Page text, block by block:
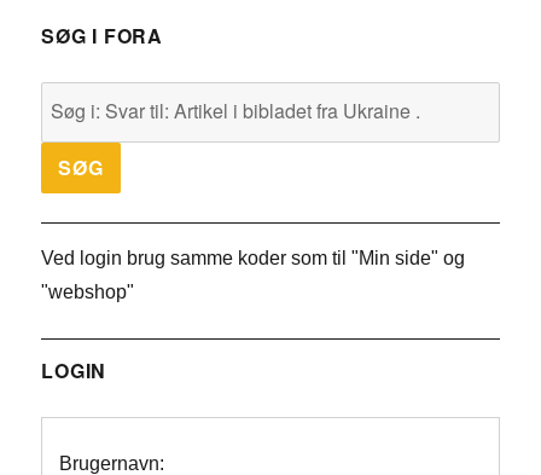
SØG I FORA
Ved login brug samme koder som til "Min side" og
"webshop"
LOGIN
Brugernavn: